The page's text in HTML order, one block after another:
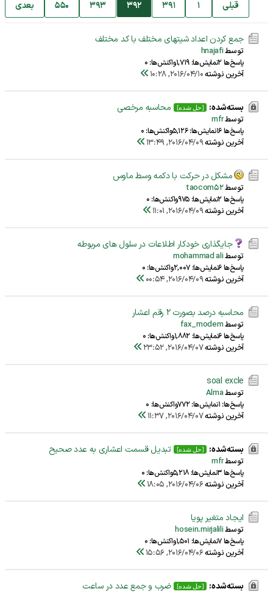
قبلی 1
391
392
393
550 بعدی
جمع کردن اعداد شیتهای مختلف با کد مختلف
توسطhnajafi
پاسخ‌ها 2 نمایش‌ها: 1,719 واکنش‌ها: 0
آخرین نوشته2016/04/10, 10:28
بسته‌شده: [حل شده] محاسبه مرخصی
توسطmfr
پاسخ‌ها 16 نمایش‌ها: 5,126 واکنش‌ها: 0
آخرین نوشته2016/04/09, 13:49
مشکل در حرکت با دکمه وسط ماوس
توسطtaocom52
پاسخ‌ها 2 نمایش‌ها: 975 واکنش‌ها: 0
آخرین نوشته2016/04/09, 11:01
جایگذاری خودکار اطلاعات در سلول های مربوطه
توسطmohammad ali
پاسخ‌ها 6 نمایش‌ها: 2,007 واکنش‌ها: 0
آخرین نوشته2016/04/09, 00:54
محاسبه درصد بصورت 2 رقم اعشار
توسطfax_modem
پاسخ‌ها 6 نمایش‌ها: 1,882 واکنش‌ها: 0
آخرین نوشته2016/04/07, 23:52
soal excle
توسطAlma
پاسخ‌ها: 1 نمایش‌ها: 772 واکنش‌ها: 0
آخرین نوشته2016/04/07, 11:37
بسته‌شده: [حل شده] تبدیل قسمت اعشاری به عدد صحیح
توسطmfr
پاسخ‌ها 3 نمایش‌ها: 5,218 واکنش‌ها: 0
آخرین نوشته2016/04/06, 18:05
ایجاد متغیر پویا
توسطhosein.mirjalili
پاسخ‌ها 7 نمایش‌ها: 1,501 واکنش‌ها: 0
آخرین نوشته2016/04/06, 15:56
بسته‌شده: [حل شده] ضرب و جمع عدد در ساعت